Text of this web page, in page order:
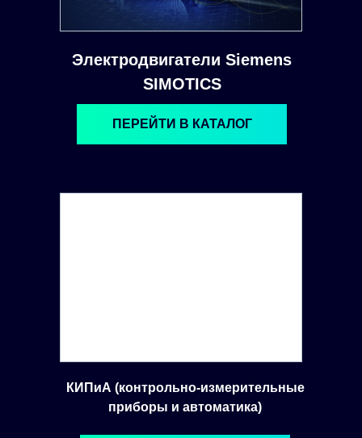
Электродвигатели Siemens
SIMOTICS
ПЕРЕЙТИ В КАТАЛОГ
КИПиА (контрольно-измерительные
приборы и автоматика)